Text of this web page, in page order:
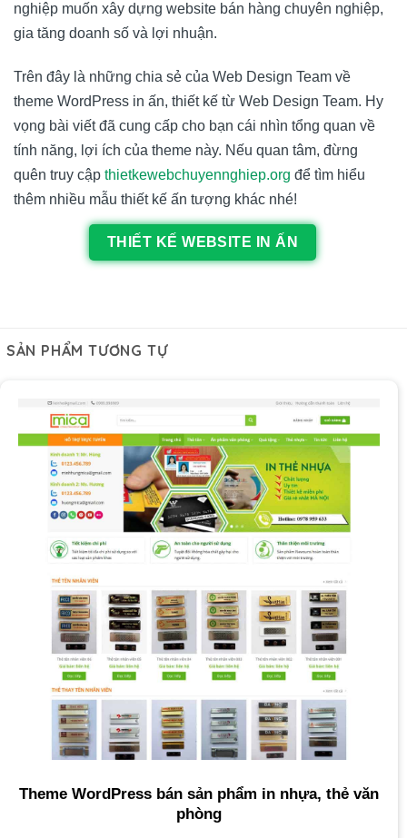
nghiệp muốn xây dựng website bán hàng chuyên nghiệp,
gia tăng doanh số và lợi nhuận.
Trên đây là những chia sẻ của Web Design Team về
theme WordPress in ấn, thiết kế từ Web Design Team. Hy
vọng bài viết đã cung cấp cho bạn cái nhìn tổng quan về
tính năng, lợi ích của theme này. Nếu quan tâm, đừng
quên truy cập thietkewebchuyennghiep.org để tìm hiểu
thêm nhiều mẫu thiết kế ấn tượng khác nhé!
THIẾT KẾ WEBSITE IN ẤN
SẢN PHẨM TƯƠNG TỰ
Theme WordPress bán sản phẩm in nhựa, thẻ văn
phòng